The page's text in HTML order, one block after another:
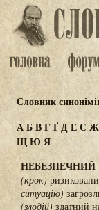
Словник
АБВГҐДЕЄ
ЩЮ Я
НЕБЕЗПЕЧНИЙ
(крок)
ситуацію)
(злодій) здатний